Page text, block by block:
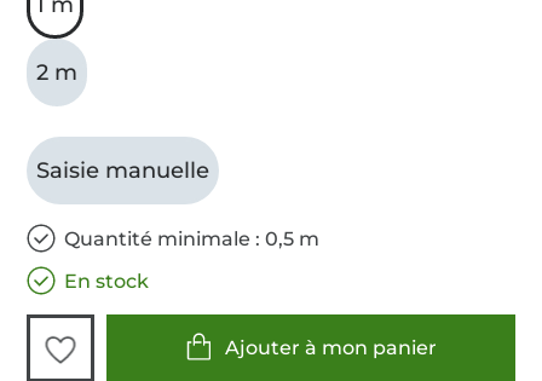
2 m
Saisie manuelle
Quantité minimale : 0,5 m
En stock
Ajouter à mon panier